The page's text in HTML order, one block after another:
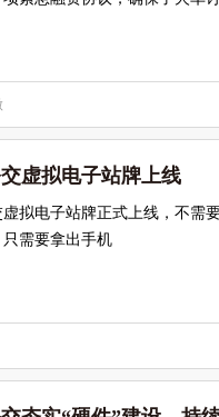
虚拟电子站牌上线
虚拟电子站牌正式上线，不需
需要拿出手机